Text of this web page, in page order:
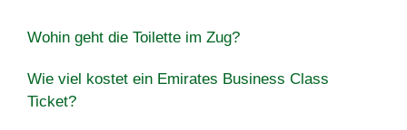
Wohin geht die Toilette im Zug?
Wie viel kostet ein Emirates Business Class
Ticket?